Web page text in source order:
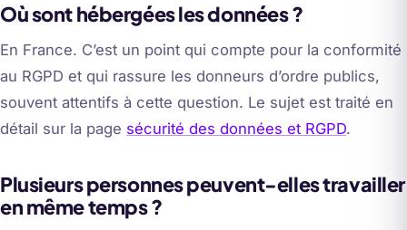
Où sont hébergées les données ?
En France. C’est un point qui compte pour la conformité
au RGPD et qui rassure les donneurs d’ordre publics,
souvent attentifs à cette question. Le sujet est traité en
détail sur la page sécurité des données et RGPD.
Plusieurs personnes peuvent-elles travailler
en même temps ?